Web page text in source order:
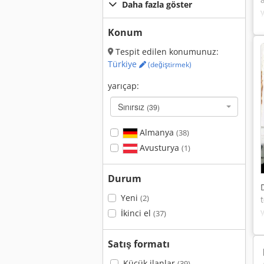
Daha fazla göster
Konum
Tespit edilen konumunuz:
Türkiye
(değiştirmek)
yarıçap:
Sınırsız (39)
Almanya (38)
Avusturya (1)
Durum
Yeni (2)
İkinci el (37)
Satış formatı